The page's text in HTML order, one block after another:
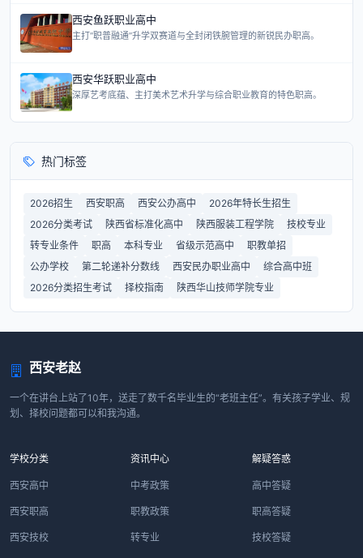
西安鱼跃职业高中
主打“职普融通”升学双赛道与全封闭铁腕管理的新锐民办职高。
西安华跃职业高中
深厚艺考底蕴、主打美术艺术升学与综合职业教育的特色职高。
热门标签
2026招生 西安职高 西安公办高中
2026年特长生招生
2026分类考试
陕西省标准化高中 陕西服装工程学院
技校专业
转专业条件
职高 本科专业 省级示范高中
职教单招
公办学校
第二轮递补分数线 西安民办职业高中
综合高中班
2026分类招生考试
择校指南 陕西华山技师学院专业
西安老赵
一个在讲台上站了10年，送走了数千名毕业生的“老班主任”。有关孩子学业、规
划、择校问题都可以和我沟通。
学校分类
西安高中
西安职高
西安技校
资讯中心
中考政策
职教政策
转专业
解疑答惑
高中答疑
职高答疑
技校答疑